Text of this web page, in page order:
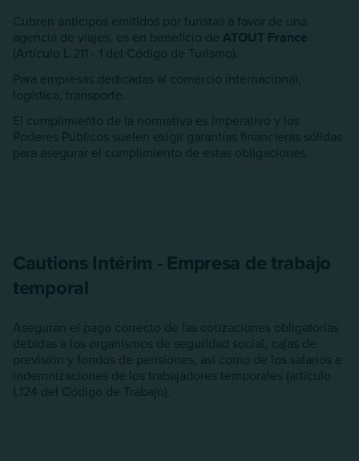
Cubren anticipos emitidos por turistas a favor de una
agencia de viajes, es en beneficio de ATOUT France
(Artículo L.211 - 1 del Código de Turismo).
Para empresas dedicadas al comercio internacional,
logística, transporte.
El cumplimiento de la normativa es imperativo y los
Poderes Públicos suelen exigir garantías financieras sólidas
para asegurar el cumplimiento de estas obligaciones.
Cautions Intérim - Empresa de trabajo
temporal
Aseguran el pago correcto de las cotizaciones obligatorias
debidas a los organismos de seguridad social, cajas de
previsión y fondos de pensiones, así como de los salarios e
indemnizaciones de los trabajadores temporales (artículo
L124 del Código de Trabajo).